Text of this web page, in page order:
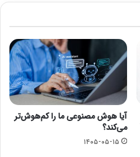
آیا هوش مصنوعی ما را کم‌هوش‌تر
می‌کند؟
۱۴۰۵-۰۵-۱۵